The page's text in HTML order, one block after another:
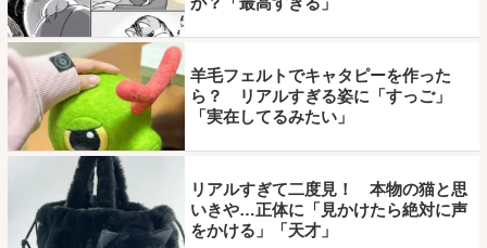
羊毛フェルトでキャタピーを作った
ら？ リアルすぎる姿に「すっご」
「実在してるみたい」
リアルすぎて二度見！ 本物の猫と思
いきや…正体に「見かけたら絶対に声
をかける」「天才」